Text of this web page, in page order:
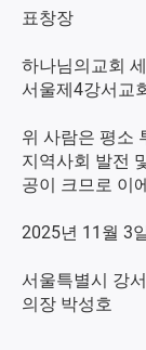
표창장
하나님의교회
서울제4강서교
위 사람은 평소
지역사회 발전
공이 크므로 이
2025년 11월 3
서울특별시 강
의장 박성호